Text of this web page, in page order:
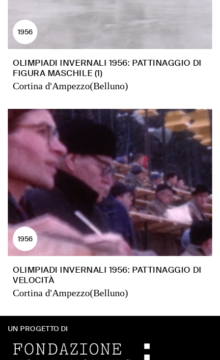
1956
OLIMPIADI INVERNALI 1956: PATTINAGGIO DI
FIGURA MASCHILE (1)
Cortina d'Ampezzo(Belluno)
1956
OLIMPIADI INVERNALI 1956: PATTINAGGIO DI
VELOCITÀ
Cortina d'Ampezzo(Belluno)
UN PROGETTO DI